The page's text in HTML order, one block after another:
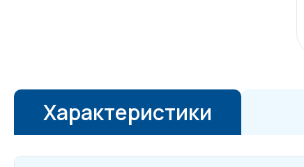
Характеристики